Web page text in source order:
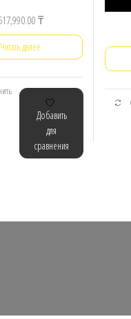
₸
Читать далее
Добавить
для
сравнения